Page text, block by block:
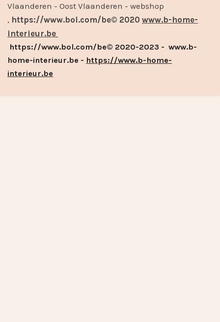
Vlaanderen - Oost Vlaanderen - webshop
, https://www.bol.com/be© 2020 www.b-home-
interieur.be
https://www.bol.com/be© 2020-2023 - www.b-
home-interieur.be - https://www.b-home-
interieur.be